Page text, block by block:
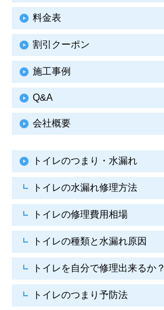
料金表
割引クーポン
施工事例
Q&A
会社概要
トイレのつまり・水漏れ
トイレの水漏れ修理方法
トイレの修理費用相場
トイレの種類と水漏れ原因
トイレを自分で修理出来るか？
トイレのつまり予防法